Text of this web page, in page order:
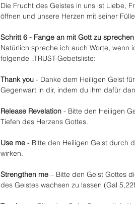
Die Frucht des Geistes in uns ist Liebe,
öffnen und unsere Herzen mit seiner
Schritt 6 - Fange an mit Gott zu sprechen
Natürlich spreche ich auch Worte, wenn
folgende „TRUST-Gebetsliste:
Thank you - Danke dem Heiligen Geist
Gegenwart in dir, indem du ihm dafür
Release Revelation - Bitte den Heiligen
Tiefen des Herzens Gottes.
Use me - Bitte den Heiligen Geist durch
wirken.
Strengthen me – Bitte den Geist Gottes
des Geistes wachsen zu lassen (Gal